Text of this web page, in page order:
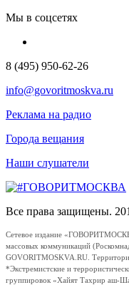
Мы в соцсетях
8 (495) 950-62-26
info@govoritmoskva.ru
Реклама на радио
Города вещания
Наши слушатели
Все права защищены.
Сетевое издание
массовых коммуникаций
GOVORITMOSKVA.RU.
*Экстремистские и
группировок «Хайят Тахрир аш-